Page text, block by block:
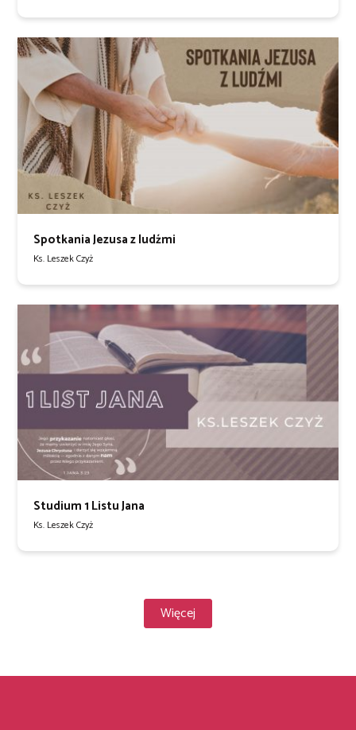
Spotkania Jezusa z ludźmi
Ks. Leszek Czyż
Studium 1 Listu Jana
Ks. Leszek Czyż
Więcej